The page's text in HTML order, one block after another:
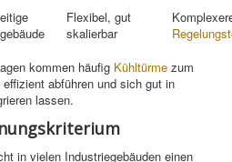
Flexibel, gut
skalierbar
kommen häufig Kühltürme zum
abführen und sich gut in
lassen.
in vielen Industriegebäuden einen